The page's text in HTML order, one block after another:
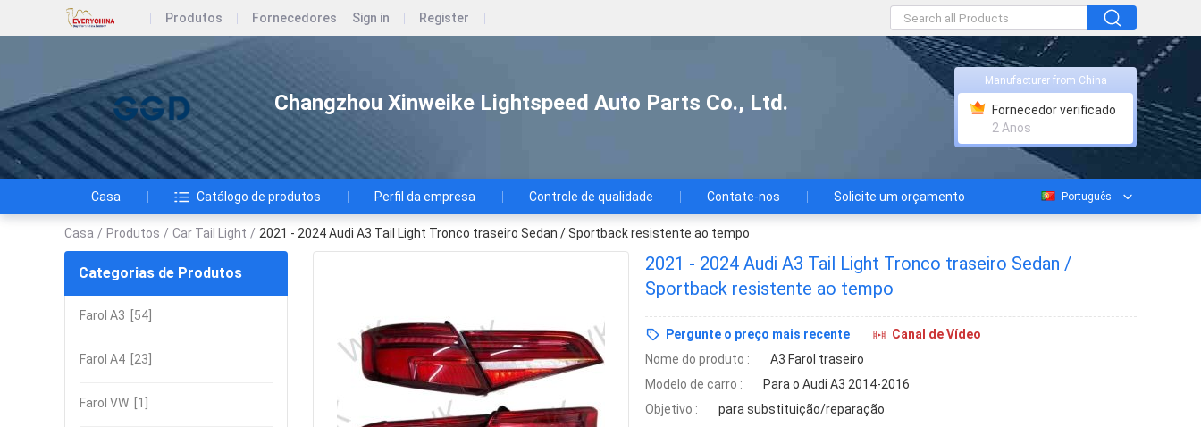
Produtos Fornecedores Sign in Register
Changzhou Xinweike Lightspeed Auto Parts Co., Ltd.
Manufacturer from China
Fornecedor verificado
2 Anos
Casa Catálogo de produtos Perfil da empresa Controle de qualidade Contate-nos Solicite um orçamento Português
Casa / Produtos / Car Tail Light / 2021 - 2024 Audi A3 Tail Light Tronco traseiro Sedan / Sportback resistente ao tempo
Categorias de Produtos
Farol A3 [54]
Farol A4 [23]
Farol VW [1]
2021 - 2024 Audi A3 Tail Light Tronco traseiro Sedan /
Sportback resistente ao tempo
Pergunte o preço mais recente
Canal de Vídeo
Nome do produto :
A3 Farol traseiro
Modelo de carro :
Para o Audi A3 2014-2016
Objetivo :
para substituição/reparação